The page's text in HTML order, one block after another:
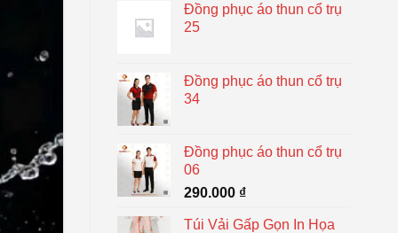
Đồng phục áo thun cổ trụ
25
Đồng phục áo thun cổ trụ
34
Đồng phục áo thun cổ trụ
06
290.000 ₫
Túi Vải Gấp Gọn In Họa